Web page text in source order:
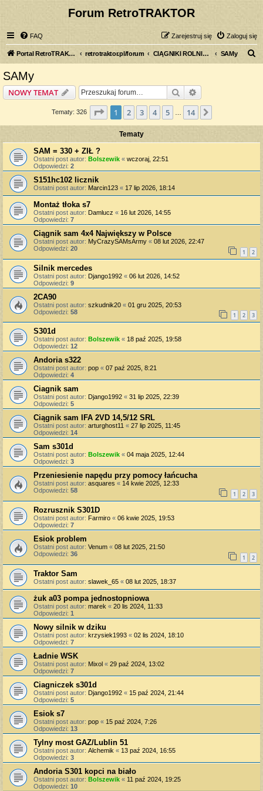
Forum RetroTRAKTOR
FAQ Zaloguj się
Zarejestruj się
Portal RetroTRAKTOR.pl retrotraktor.pl/forum CIĄGNIKI ROLNICZE SAMy
SAMy
NOWY TEMAT Szukaj
Tematy: 326 Strona1 z14
1 2 3 4 5 14
Tematy
SAM = 330 + ZIŁ ?
Ostatni post autor: Bolszewik « wczoraj, 22:51
Odpowiedzi: 2
S151hc102 licznik
Ostatni post autor: Marcin123 « 17 lip 2026, 18:14
Montaż tłoka s7
Ostatni post autor: Damlucz « 16 lut 2026, 14:55
Odpowiedzi: 7
Ciągnik sam 4x4 Największy w Polsce
Ostatni post autor: MyCrazySAMsArmy « 08 lut 2026, 22:47
Odpowiedzi: 20 1 2
Silnik mercedes
Ostatni post autor: Django1992 « 06 lut 2026, 14:52
Odpowiedzi: 9
2CA90
Ostatni post autor: szkudnik20 « 01 gru 2025, 20:53
Odpowiedzi: 58 1 2 3
S301d
Ostatni post autor: Bolszewik « 18 paź 2025, 19:58
Odpowiedzi: 12
Andoria s322
Ostatni post autor: pop « 07 paź 2025, 8:21
Odpowiedzi: 4
Ciagnik sam
Ostatni post autor: Django1992 « 31 lip 2025, 22:39
Odpowiedzi: 5
Ciągnik sam IFA 2VD 14,5/12 SRL
Ostatni post autor: arturghost11 « 27 lip 2025, 11:45
Odpowiedzi: 14
Sam s301d
Ostatni post autor: Bolszewik « 04 maja 2025, 12:44
Odpowiedzi: 3
Przeniesienie napędu przy pomocy łańcucha
Ostatni post autor: asquares « 14 kwie 2025, 12:33
Odpowiedzi: 58 1 2 3
Rozrusznik S301D
Ostatni post autor: Farmiro « 06 kwie 2025, 19:53
Odpowiedzi: 7
Esiok problem
Ostatni post autor: Venum « 08 lut 2025, 21:50
Odpowiedzi: 36 1 2
Traktor Sam
Ostatni post autor: slawek_65 « 08 lut 2025, 18:37
żuk a03 pompa jednostopniowa
Ostatni post autor: marek « 20 lis 2024, 11:33
Odpowiedzi: 1
Nowy silnik w dziku
Ostatni post autor: krzysiek1993 « 02 lis 2024, 18:10
Odpowiedzi: 7
Ładnie WSK
Ostatni post autor: Mixol « 29 paź 2024, 13:02
Odpowiedzi: 7
Ciagniczek s301d
Ostatni post autor: Django1992 « 15 paź 2024, 21:44
Odpowiedzi: 5
Esiok s7
Ostatni post autor: pop « 15 paź 2024, 7:26
Odpowiedzi: 13
Tylny most GAZ/Lublin 51
Ostatni post autor: Alchemik « 13 paź 2024, 16:55
Odpowiedzi: 3
Andoria S301 kopci na biało
Ostatni post autor: Bolszewik « 11 paź 2024, 19:25
Odpowiedzi: 10